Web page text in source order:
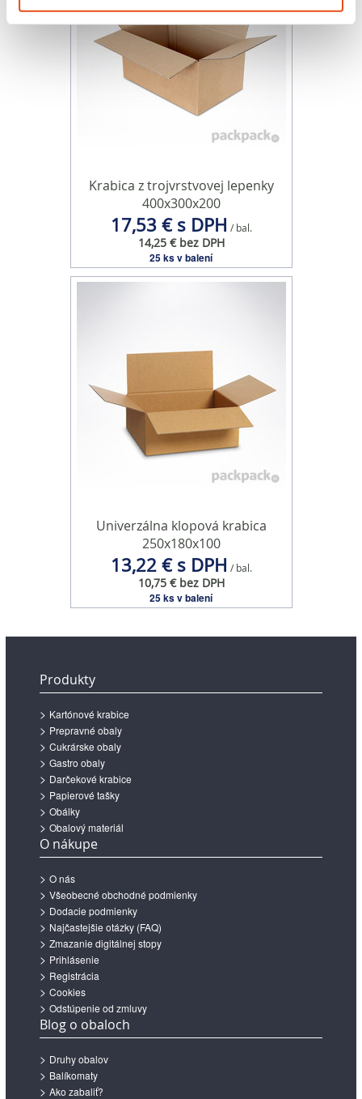
o používaní súborov cookie.
Na prispôsobenie obsahu a reklám, poskytovanie funkcií
sociálnych médií a analýzu návštevnosti používame
súbory cookie. Informácie o tom, ako používate naše
webové stránky, poskytujeme aj našim partnerom v
oblasti sociálnych médií, inzercie a analýzy. Títo partneri
údajmi, ktoré ste im poskytli alebo ktoré od vás získali,
keď ste používali ich služby.
Krabica z trojvrstvovej lepenky
400x300x200
17,53 € s DPH / bal.
14,25 € bez DPH
25 ks v balení
Univerzálna klopová krabica
250x180x100
13,22 € s DPH / bal.
10,75 € bez DPH
25 ks v balení
Produkty
Kartónové krabice
Prepravné obaly
Cukrárske obaly
Gastro obaly
Darčekové krabice
Papierové tašky
Obálky
Obalový materiál
O nákupe
O nás
Všeobecné obchodné podmienky
Dodacie podmienky
Najčastejšie otázky (FAQ)
Zmazanie digitálnej stopy
Prihlásenie
Registrácia
Cookies
Odstúpenie od zmluvy
Blog o obaloch
Druhy obalov
Balíkomaty
Ako zabaliť?